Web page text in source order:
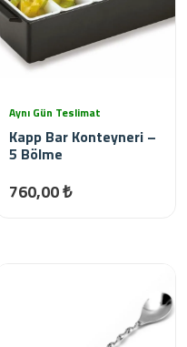
Aynı Gün Teslimat
Kapp Bar Konteyneri –
5 Bölme
760,00 ₺